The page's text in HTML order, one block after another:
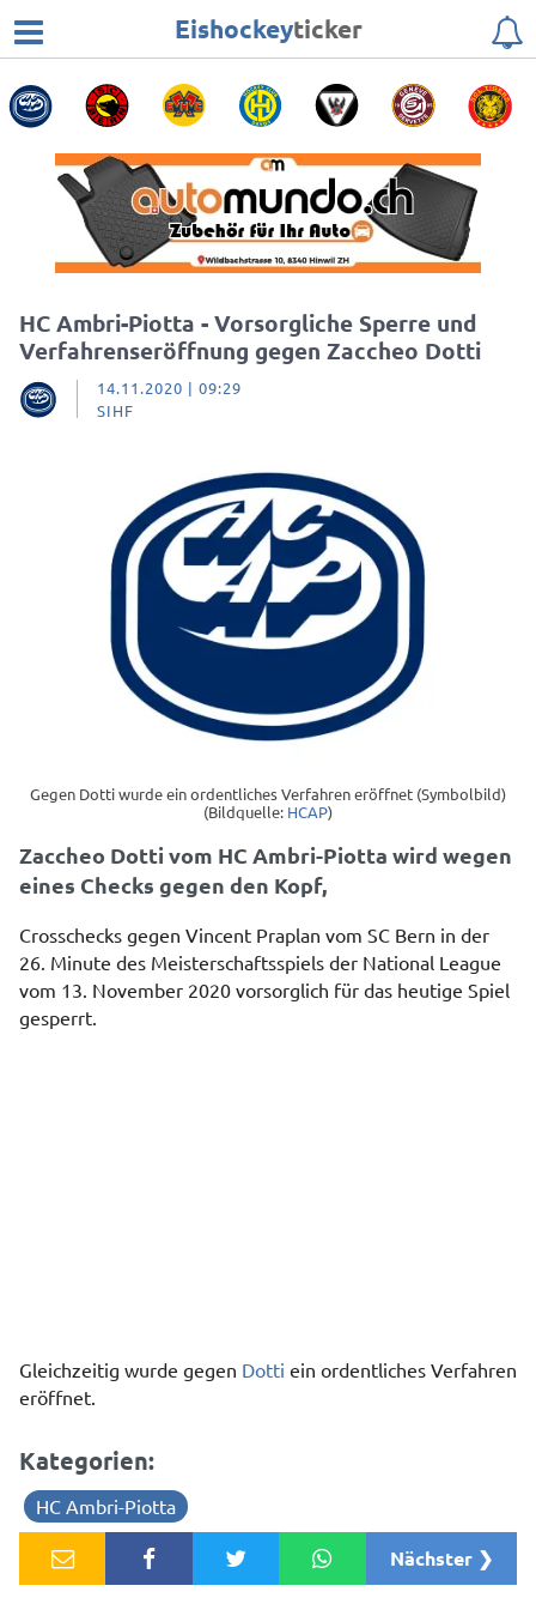
Eishockeyticker
HC Ambri-Piotta - Vorsorgliche Sperre und
Verfahrenseröffnung gegen Zaccheo Dotti
14.11.2020 | 09:29
SIHF
Gegen Dotti wurde ein ordentliches Verfahren eröffnet (Symbolbild)
(Bildquelle: HCAP)
Zaccheo Dotti vom HC Ambri-Piotta wird wegen
eines Checks gegen den Kopf,
Crosschecks gegen Vincent Praplan vom SC Bern in der
26. Minute des Meisterschaftsspiels der National League
vom 13. November 2020 vorsorglich für das heutige Spiel
gesperrt.
Gleichzeitig wurde gegen Dotti ein ordentliches Verfahren
eröffnet.
Kategorien:
HC Ambri-Piotta
Nächster ❯